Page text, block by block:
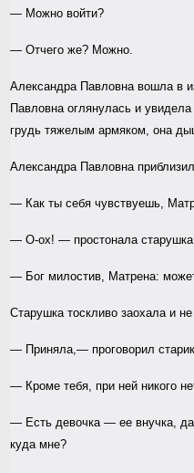
— Можно войти?
— Отчего же? Можно.
Александра Павловна вошла в
Павловна оглянулась и
грудь тяжелым армяком, она
Александра Павловна
— Как ты себя чувствуешь,
— О-ох! — простонала
— Бог милостив, Матрена:
Старушка тоскливо заохала и
— Приняла,— проговорил
— Кроме тебя, при ней никого
— Есть девочка — ее внучка, да
куда мне?